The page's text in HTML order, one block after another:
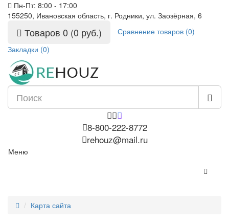
Пн-Пт: 8:00 - 17:00
155250, Ивановская область, г. Родники, ул. Заозёрная, 6
Товаров 0 (0 руб.)
Сравнение товаров (0)
Закладки (0)
8-800-222-8772
rehouz@mail.ru
Меню
Карта сайта